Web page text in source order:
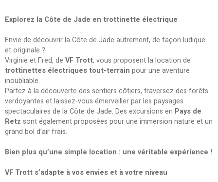
Explorez la Côte de Jade en trottinette électrique
Envie de découvrir la Côte de Jade autrement, de façon ludique
et originale ?
Virginie et Fred, de VF Trott, vous proposent la location de
trottinettes électriques tout-terrain pour une aventure
inoubliable.
Partez à la découverte des sentiers côtiers, traversez des forêts
verdoyantes et laissez-vous émerveiller par les paysages
spectaculaires de la Côte de Jade. Des excursions en Pays de
Retz sont également proposées pour une immersion nature et un
grand bol d’air frais.
Bien plus qu’une simple location : une véritable expérience !
VF Trott s’adapte à vos envies et à votre niveau